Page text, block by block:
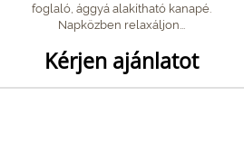
foglaló, ággyá alakítható kanapé.
Napközben relaxáljon...
Kérjen ajánlatot